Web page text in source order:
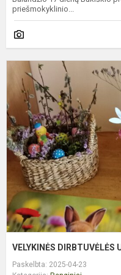
priešmokyklinio...
VELYKINĖS DIRBTUVĖLĖS
Paskelbta: 2025-04-23